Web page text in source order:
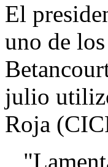
El
uno de
julio
Roja